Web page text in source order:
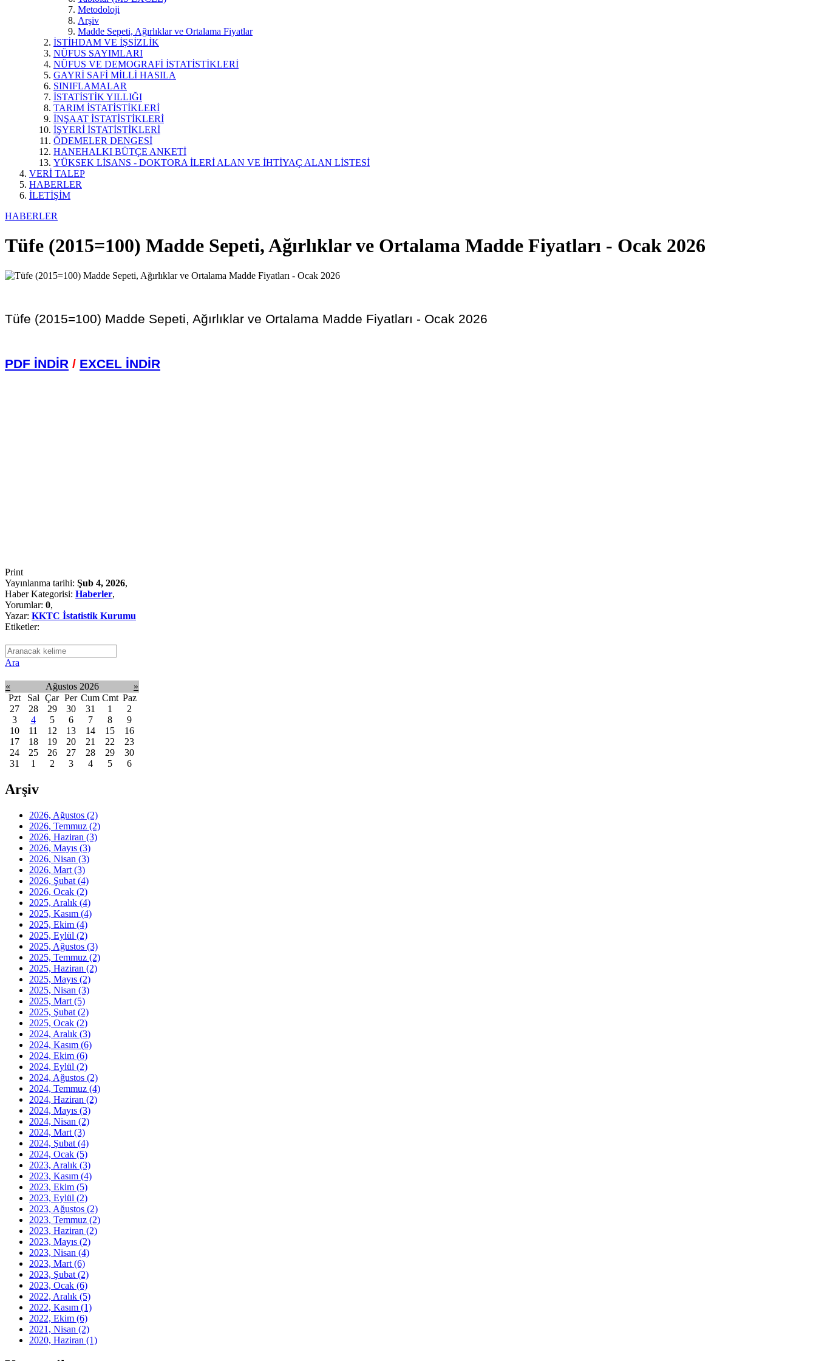
Metodoloji
Arşiv
Madde Sepeti, Ağırlıklar ve Ortalama Fiyatlar
İSTİHDAM VE İŞSİZLİK
NÜFUS SAYIMLARI
NÜFUS VE DEMOGRAFİ İSTATİSTİKLERİ
GAYRİ SAFİ MİLLİ HASILA
SINIFLAMALAR
İSTATİSTİK YILLIĞI
TARIM İSTATİSTİKLERİ
İNŞAAT İSTATİSTİKLERİ
İŞYERİ İSTATİSTİKLERİ
ÖDEMELER DENGESİ
HANEHALKI BÜTÇE ANKETİ
YÜKSEK LİSANS - DOKTORA İLERİ ALAN VE İHTİYAÇ ALAN LİSTESİ
VERİ TALEP
HABERLER
İLETİŞİM
HABERLER
Tüfe (2015=100) Madde Sepeti, Ağırlıklar ve Ortalama Madde Fiyatları - Ocak 2026
Tüfe (2015=100) Madde Sepeti, Ağırlıklar ve Ortalama Madde Fiyatları - Ocak 2026
PDF İNDİR / EXCEL İNDİR
Print
Yayınlanma tarihi: Şub 4, 2026,
Haber Kategorisi: Haberler,
Yorumlar: 0,
Yazar: KKTC İstatistik Kurumu
Etiketler:
Ara
« Ağustos 2026
»
Pzt
Sal Çar Per Cum Cmt Paz
27
28 29 30 31 1
2
3
4 5 6 7 8
9
10
11 12 13 14 15
16
17
18 19 20 21 22
23
24
25 26 27 28 29
30
31
1 2 3 4 5 6
Arşiv
2026, Ağustos (2)
2026, Temmuz (2)
2026, Haziran (3)
2026, Mayıs (3)
2026, Nisan (3)
2026, Mart (3)
2026, Şubat (4)
2026, Ocak (2)
2025, Aralık (4)
2025, Kasım (4)
2025, Ekim (4)
2025, Eylül (2)
2025, Ağustos (3)
2025, Temmuz (2)
2025, Haziran (2)
2025, Mayıs (2)
2025, Nisan (3)
2025, Mart (5)
2025, Şubat (2)
2025, Ocak (2)
2024, Aralık (3)
2024, Kasım (6)
2024, Ekim (6)
2024, Eylül (2)
2024, Ağustos (2)
2024, Temmuz (4)
2024, Haziran (2)
2024, Mayıs (3)
2024, Nisan (2)
2024, Mart (3)
2024, Şubat (4)
2024, Ocak (5)
2023, Aralık (3)
2023, Kasım (4)
2023, Ekim (5)
2023, Eylül (2)
2023, Ağustos (2)
2023, Temmuz (2)
2023, Haziran (2)
2023, Mayıs (2)
2023, Nisan (4)
2023, Mart (6)
2023, Şubat (2)
2023, Ocak (6)
2022, Aralık (5)
2022, Kasım (1)
2022, Ekim (6)
2021, Nisan (2)
2020, Haziran (1)